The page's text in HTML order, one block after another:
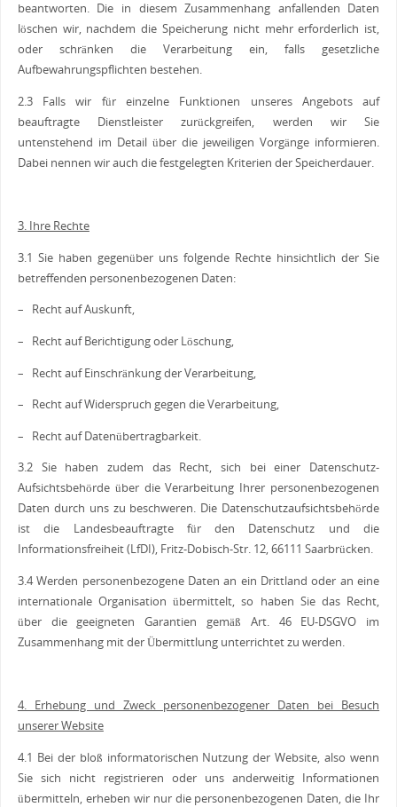
beantworten. Die in diesem Zusammenhang anfallenden Daten
löschen wir, nachdem die Speicherung nicht mehr erforderlich ist,
oder schränken die Verarbeitung ein, falls gesetzliche
Aufbewahrungspflichten bestehen.
2.3 Falls wir für einzelne Funktionen unseres Angebots auf
beauftragte Dienstleister zurückgreifen, werden wir Sie
untenstehend im Detail über die jeweiligen Vorgänge informieren.
Dabei nennen wir auch die festgelegten Kriterien der Speicherdauer.
3. Ihre Rechte
3.1 Sie haben gegenüber uns folgende Rechte hinsichtlich der Sie
betreffenden personenbezogenen Daten:
– Recht auf Auskunft,
– Recht auf Berichtigung oder Löschung,
– Recht auf Einschränkung der Verarbeitung,
– Recht auf Widerspruch gegen die Verarbeitung,
– Recht auf Datenübertragbarkeit.
3.2 Sie haben zudem das Recht, sich bei einer Datenschutz-
Aufsichtsbehörde über die Verarbeitung Ihrer personenbezogenen
Daten durch uns zu beschweren. Die Datenschutzaufsichtsbehörde
ist die Landesbeauftragte für den Datenschutz und die
Informationsfreiheit (LfDI), Fritz-Dobisch-Str. 12, 66111 Saarbrücken.
3.4 Werden personenbezogene Daten an ein Drittland oder an eine
internationale Organisation übermittelt, so haben Sie das Recht,
über die geeigneten Garantien gemäß Art. 46 EU-DSGVO im
Zusammenhang mit der Übermittlung unterrichtet zu werden.
4. Erhebung und Zweck personenbezogener Daten bei Besuch
unserer Website
4.1 Bei der bloß informatorischen Nutzung der Website, also wenn
Sie sich nicht registrieren oder uns anderweitig Informationen
übermitteln, erheben wir nur die personenbezogenen Daten, die Ihr